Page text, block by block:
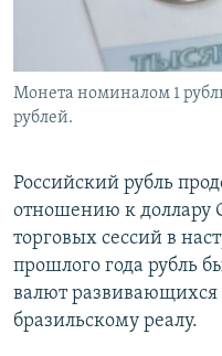
Монета номиналом 1
рублей.
Российский рубль
отношению к доллару
торговых сессий в
прошлого года рубль
валют
бразильскому реалу.